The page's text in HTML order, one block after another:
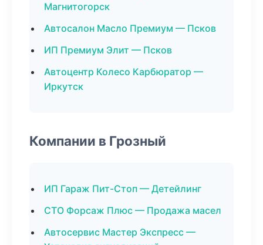
Магнитогорск
Автосалон Масло Премиум — Псков
ИП Премиум Элит — Псков
Автоцентр Колесо Карбюратор —
Иркутск
Компании в Грозный
ИП Гараж Пит-Стоп — Детейлинг
СТО Форсаж Плюс — Продажа масел
Автосервис Мастер Экспресс —